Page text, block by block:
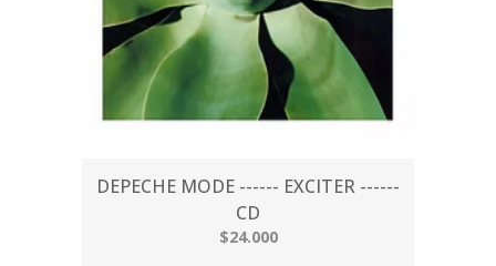
DEPECHE MODE ------ EXCITER ------
CD
$24.000